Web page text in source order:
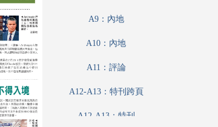
A9：內地
A10：內地
A11：評論
A12-A13：特刊跨頁
A12-A13：特刊